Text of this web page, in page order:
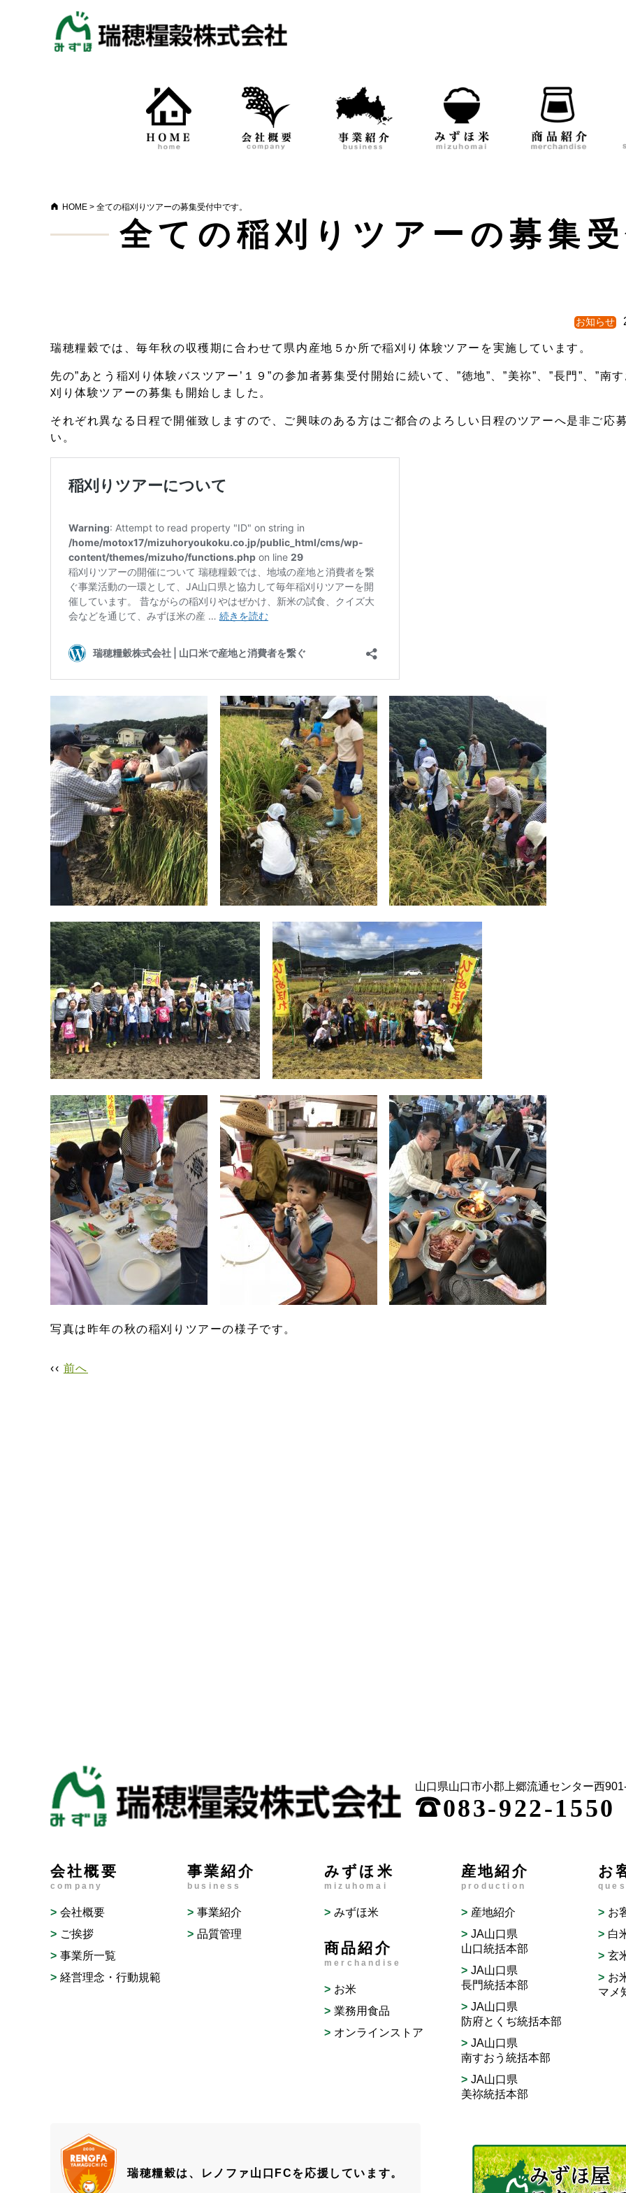
HOME > 全ての稲刈りツアーの募集受付中です。
全ての稲刈りツアーの募集受
お知らせ
瑞穂糧穀では、毎年秋の収穫期に合わせて県内産地５か所で稲刈り体験ツアーを実施しています。
先の”あとう稲刈り体験バスツアー’１９”の参加者募集受付開始に続いて、”徳地”、”美祢”、”長門”、”南す
刈り体験ツアーの募集も開始しました。
それぞれ異なる日程で開催致しますので、ご興味のある方はご都合のよろしい日程のツアーへ是非ご応
い。
写真は昨年の秋の稲刈りツアーの様子です。
‹‹ 前へ
山口県山口市小郡上郷流通センター西
;083-922-1550
会社概要
company
会社概要
ご挨拶
事業所一覧
経営理念・行動規範
事業紹介
business
事業紹介
品質管理
みずほ米
mizuhomai
みずほ米
商品紹介
merchandise
お米
業務用食品
オンラインストア
産地紹介
production
産地紹介
JA山口県
山口統括本部
JA山口県
長門統括本部
JA山口県
防府とくぢ統括本部
JA山口県
南すおう統括本部
JA山口県
美祢統括本部
お
お
白
玄
お
マメ
瑞穂糧穀は、レノファ山口FCを応援しています。